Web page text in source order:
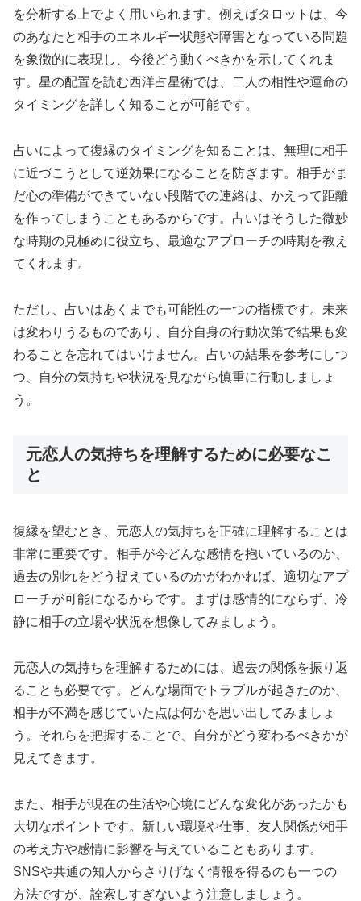
を分析する上でよく用いられます。例えばタロットは、今
のあなたと相手のエネルギー状態や障害となっている問題
を象徴的に表現し、今後どう動くべきかを示してくれま
す。星の配置を読む西洋占星術では、二人の相性や運命の
タイミングを詳しく知ることが可能です。
占いによって復縁のタイミングを知ることは、無理に相手
に近づこうとして逆効果になることを防ぎます。相手がま
だ心の準備ができていない段階での連絡は、かえって距離
を作ってしまうこともあるからです。占いはそうした微妙
な時期の見極めに役立ち、最適なアプローチの時期を教え
てくれます。
ただし、占いはあくまでも可能性の一つの指標です。未来
は変わりうるものであり、自分自身の行動次第で結果も変
わることを忘れてはいけません。占いの結果を参考にしつ
つ、自分の気持ちや状況を見ながら慎重に行動しましょ
う。
元恋人の気持ちを理解するために必要なこ
と
復縁を望むとき、元恋人の気持ちを正確に理解することは
非常に重要です。相手が今どんな感情を抱いているのか、
過去の別れをどう捉えているのかがわかれば、適切なアプ
ローチが可能になるからです。まずは感情的にならず、冷
静に相手の立場や状況を想像してみましょう。
元恋人の気持ちを理解するためには、過去の関係を振り返
ることも必要です。どんな場面でトラブルが起きたのか、
相手が不満を感じていた点は何かを思い出してみましょ
う。それらを把握することで、自分がどう変わるべきかが
見えてきます。
また、相手が現在の生活や心境にどんな変化があったかも
大切なポイントです。新しい環境や仕事、友人関係が相手
の考え方や感情に影響を与えていることもあります。
SNSや共通の知人からさりげなく情報を得るのも一つの
方法ですが、詮索しすぎないよう注意しましょう。